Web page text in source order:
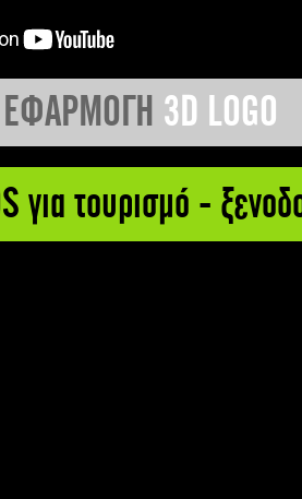
ΕΦΑΡΜΟΓΗ 3D LOGO
για τουρισμό -